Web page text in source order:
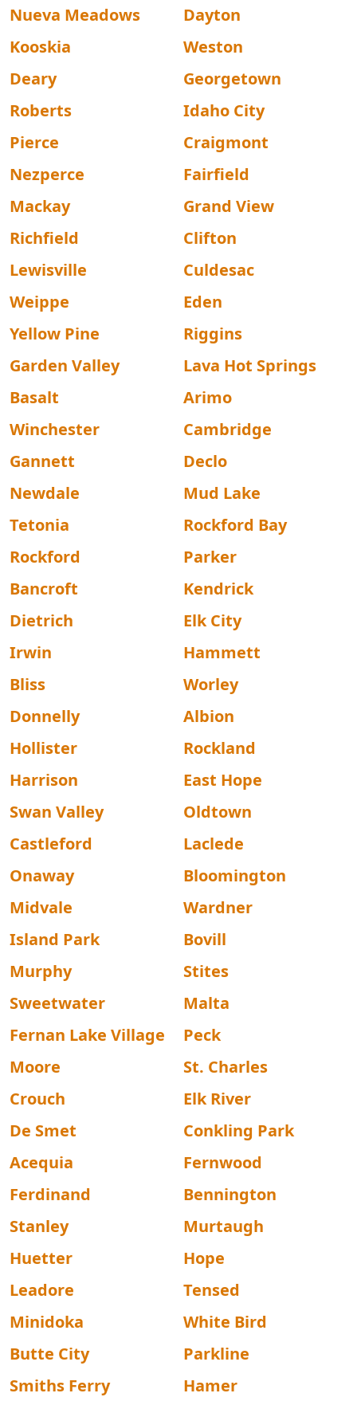
Nueva Meadows
Dayton
Kooskia
Weston
Deary
Georgetown
Roberts
Idaho City
Pierce
Craigmont
Nezperce
Fairfield
Mackay
Grand View
Richfield
Clifton
Lewisville
Culdesac
Weippe
Eden
Yellow Pine
Riggins
Garden Valley
Lava Hot Springs
Basalt
Arimo
Winchester
Cambridge
Gannett
Declo
Newdale
Mud Lake
Tetonia
Rockford Bay
Rockford
Parker
Bancroft
Kendrick
Dietrich
Elk City
Irwin
Hammett
Bliss
Worley
Donnelly
Albion
Hollister
Rockland
Harrison
East Hope
Swan Valley
Oldtown
Castleford
Laclede
Onaway
Bloomington
Midvale
Wardner
Island Park
Bovill
Murphy
Stites
Sweetwater
Malta
Fernan Lake Village
Peck
Moore
St. Charles
Crouch
Elk River
De Smet
Conkling Park
Acequia
Fernwood
Ferdinand
Bennington
Stanley
Murtaugh
Huetter
Hope
Leadore
Tensed
Minidoka
White Bird
Butte City
Parkline
Smiths Ferry
Hamer